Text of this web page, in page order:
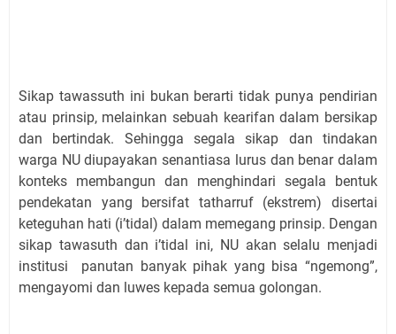
Sikap tawassuth ini bukan berarti tidak punya pendirian
atau prinsip, melainkan sebuah kearifan dalam bersikap
dan bertindak. Sehingga segala sikap dan tindakan
warga NU diupayakan senantiasa lurus dan benar dalam
konteks membangun dan menghindari segala bentuk
pendekatan yang bersifat tatharruf (ekstrem) disertai
keteguhan hati (i’tidal) dalam memegang prinsip. Dengan
sikap tawasuth dan i’tidal ini, NU akan selalu menjadi
institusi panutan banyak pihak yang bisa “ngemong”,
mengayomi dan luwes kepada semua golongan.